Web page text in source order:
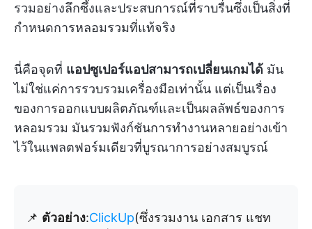
รวมอย่างลึกซึ้งและประสบการณ์ที่ราบรื่นซึ่งเป็นสิ่งที่
กำหนดการหลอมรวมที่แท้จริง
นี่คือจุดที่ แอปซูเปอร์แอปสามารถเปลี่ยนเกมได้ มัน
ไม่ใช่แค่การรวบรวมเครื่องมือเท่านั้น แต่เป็นเรื่อง
ของการออกแบบผลิตภัณฑ์และเป็นผลลัพธ์ของการ
หลอมรวม มันรวมฟังก์ชันการทำงานหลายอย่างเข้า
ไว้ในแพลตฟอร์มเดียวที่บูรณาการอย่างสมบูรณ์
📌 ตัวอย่าง:ClickUp(ซึ่งรวมงาน เอกสาร แชท